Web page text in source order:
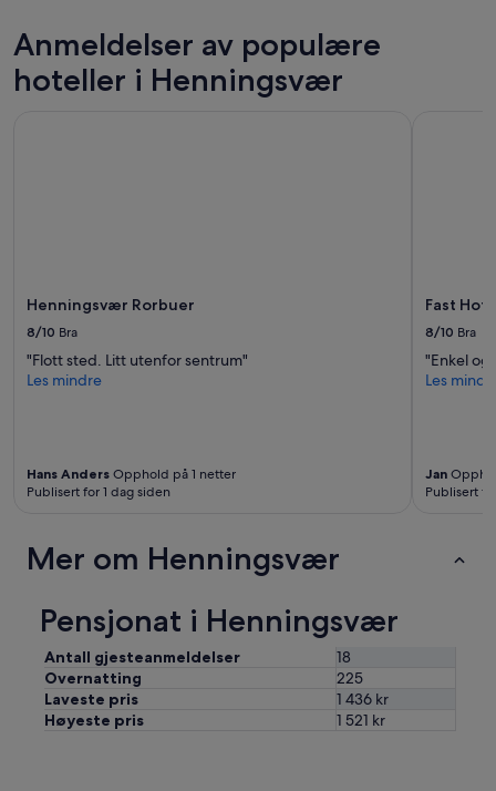
2
voksne.
Priser
Anmeldelser av populære
hoteller i Henningsvær
Henningsvær Rorbuer
8/10 Bra
"Flott sted. Litt utenfor sentrum"
Les mindre
Hans Anders Opphold på 1 netter
Publisert for 1 dag siden
Fast
8/10 Bra
"Enkel
Les
Jan
Publisert
Mer om Henningsvær
Pensjonat i Henningsvær
Antall gjesteanmeldelser
18
Overnatting
225
Laveste pris
1 436 kr
Høyeste pris
1 521 kr